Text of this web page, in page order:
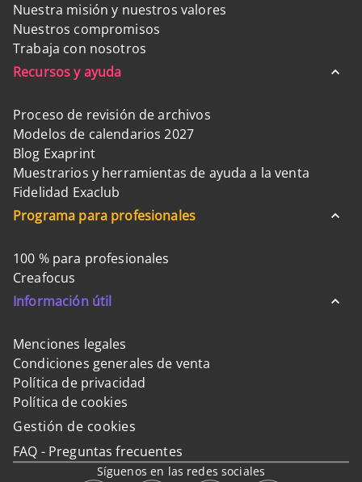
Nuestra misión y nuestros valores
Nuestros compromisos
Trabaja con nosotros
Recursos y ayuda
Proceso de revisión de archivos
Modelos de calendarios 2027
Blog Exaprint
Muestrarios y herramientas de ayuda a la venta
Fidelidad Exaclub
Programa para profesionales
100 % para profesionales
Creafocus
Información útil
Menciones legales
Condiciones generales de venta
Política de privacidad
Política de cookies
Gestión de cookies
FAQ - Preguntas frecuentes
Síguenos en las redes sociales